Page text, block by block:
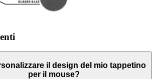
il design del mio tappetino
per il mouse?